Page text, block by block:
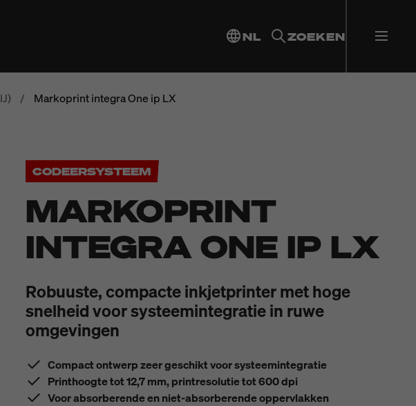
NL ZOEKEN
/ Markoprint integra One ip LX
CODEERSYSTEEM
MARKOPRINT
INTEGRA ONE IP LX
Robuuste, compacte inkjetprinter met hoge
snelheid voor systeemintegratie in ruwe
omgevingen
Compact ontwerp zeer geschikt voor systeemintegratie
Printhoogte tot 12,7 mm, printresolutie tot 600 dpi
Voor absorberende en niet-absorberende oppervlakken